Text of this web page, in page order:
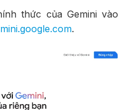
thức của Gemini vào
.